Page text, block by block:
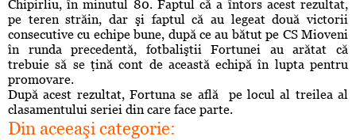
Chipirliu, în minutul 80. Faptul că a întors acest rezultat,
pe teren străin, dar şi faptul că au legeat două victorii
consecutive cu echipe bune, după ce au bătut pe CS Mioveni
în runda precedentă, fotbaliştii Fortunei au arătat că
trebuie să se ţină cont de această echipă în lupta pentru
promovare.
După acest rezultat, Fortuna se află pe locul al treilea al
clasamentului seriei din care face parte.
Din aceeaşi categorie: